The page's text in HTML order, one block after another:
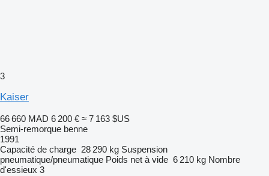
3
Kaiser
66 660 MAD 6 200 € ≈ 7 163 $US
Semi-remorque benne
1991
Capacité de charge 28 290 kg Suspension
pneumatique/pneumatique Poids net à vide 6 210 kg Nombre
d'essieux 3